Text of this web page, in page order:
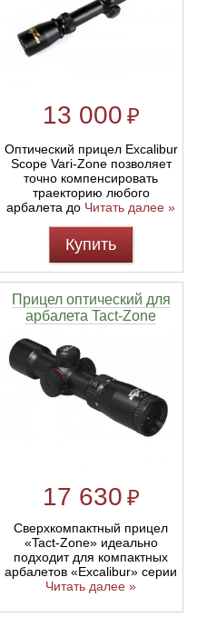
13 000 ₽
Оптический прицел Excalibur
Scope Vari-Zone позволяет
точно компенсировать
траекторию любого
арбалета до Читать далее »
Купить
Прицел оптический для
арбалета Tact-Zone
17 630 ₽
Сверхкомпактный прицел
«Tact-Zone» идеально
подходит для компактных
арбалетов «Excalibur» серии
Читать далее »